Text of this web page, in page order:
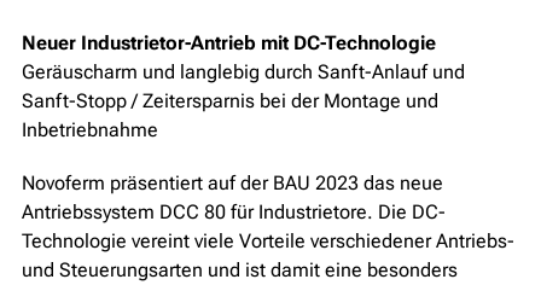
Neuer Industrietor-Antrieb mit DC-Technologie
Geräuscharm und langlebig durch Sanft-Anlauf und
Sanft-Stopp / Zeitersparnis bei der Montage und
Inbetriebnahme
Novoferm präsentiert auf der BAU 2023 das neue
Antriebssystem DCC 80 für Industrietore. Die DC-
Technologie vereint viele Vorteile verschiedener Antriebs-
und Steuerungsarten und ist damit eine besonders